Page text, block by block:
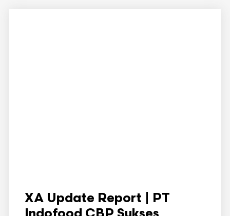
XA Update Report | PT